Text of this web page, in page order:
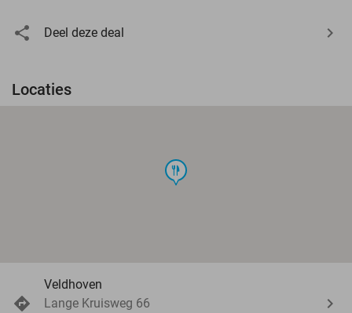
Deel deze deal
Locaties
food
Veldhoven
Lange Kruisweg 66